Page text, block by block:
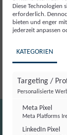
Diese Technologien
erforderlich.
bieten und enger
jederzeit anpassen
KATEGORIEN
Targeting /
Personalisierte
Meta Pixel
Meta Platforms
LinkedIn Pixel